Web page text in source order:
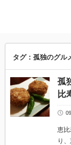
タグ：孤独のグル
孤
比
恵
り